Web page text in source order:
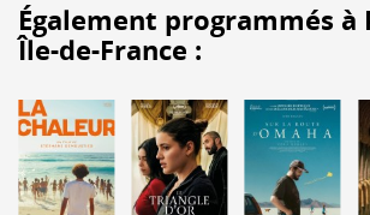
Également programmés à
Île-de-France :